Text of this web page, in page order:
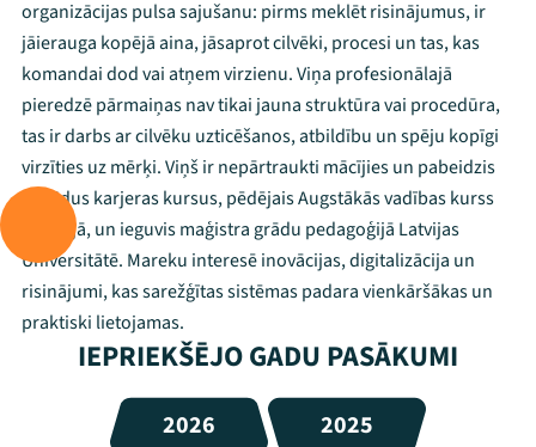
organizācijas pulsa sajušanu: pirms meklēt risinājumus, ir
jāierauga kopējā aina, jāsaprot cilvēki, procesi un tas, kas
komandai dod vai atņem virzienu. Viņa profesionālajā
pieredzē pārmaiņas nav tikai jauna struktūra vai procedūra,
tas ir darbs ar cilvēku uzticēšanos, atbildību un spēju kopīgi
virzīties uz mērķi. Viņš ir nepārtraukti mācījies un pabeidzis
dažādus karjeras kursus, pēdējais Augstākās vadības kurss
Igaunijā, un ieguvis maģistra grādu pedagoģijā Latvijas
Universitātē. Mareku interesē inovācijas, digitalizācija un
risinājumi, kas sarežģītas sistēmas padara vienkāršākas un
praktiski lietojamas.
IEPRIEKŠĒJO GADU PASĀKUMI
2026 2025